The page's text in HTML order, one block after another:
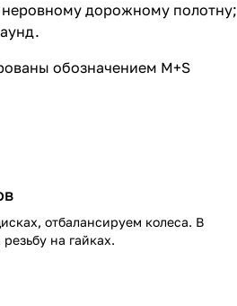
дорожному полотну;
обозначением M+S
отбалансируем колеса. В
на гайках.